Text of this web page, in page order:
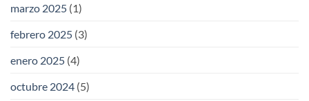
marzo 2025 (1)
febrero 2025 (3)
enero 2025 (4)
octubre 2024 (5)